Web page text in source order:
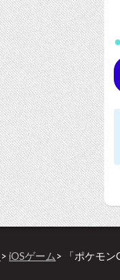
> iOSゲーム > 「ポケモ